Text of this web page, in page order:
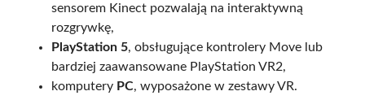
sensorem Kinect pozwalają na interaktywną
rozgrywkę,
PlayStation 5, obsługujące kontrolery Move lub
bardziej zaawansowane PlayStation VR2,
komputery PC, wyposażone w zestawy VR.